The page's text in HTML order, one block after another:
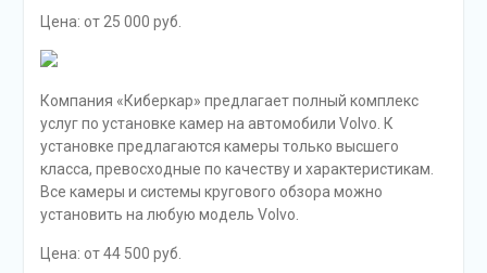
Цена: от 25 000 руб.
Компания «Киберкар» предлагает полный комплекс
услуг по установке камер на автомобили Volvo. К
установке предлагаются камеры только высшего
класса, превосходные по качеству и характеристикам.
Все камеры и системы кругового обзора можно
установить на любую модель Volvo.
Цена: от 44 500 руб.